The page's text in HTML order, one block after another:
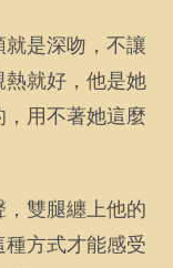
就是深吻，不讓
就好，他是她
用不著她這麼
雙腿纏上他的
方式才能感受